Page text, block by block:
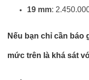
19 mm:
Nếu bạn chỉ cần báo
mức trên là khá sát